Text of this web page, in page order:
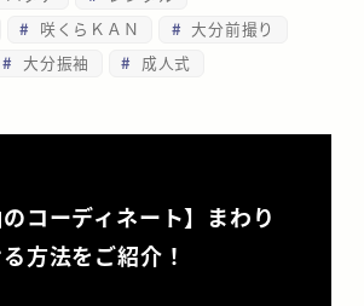
咲くらＫＡＮ
大分前撮り
大分振袖 成人式
のコーディネート】まわり
方法をご紹介！